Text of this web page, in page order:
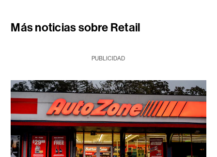
Más noticias sobre Retail
PUBLICIDAD